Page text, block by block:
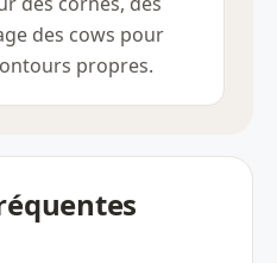
des cows pour
propres.